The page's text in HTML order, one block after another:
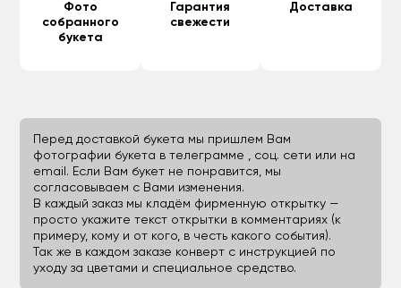
Фото
собранного
букета
Гарантия
свежести
Доставка
Перед доставкой букета мы пришлем Вам
фотографии букета в телеграмме , соц. сети или на
email. Если Вам букет не понравится, мы
согласовываем с Вами изменения.
В каждый заказ мы кладём фирменную открытку —
просто укажите текст открытки в комментариях (к
примеру, кому и от кого, в честь какого события).
Так же в каждом заказе конверт с инструкцией по
уходу за цветами и специальное средство.